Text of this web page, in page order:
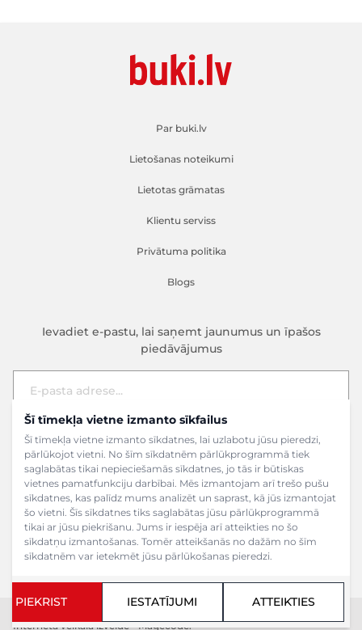
Šī tīmekļa vietne izmanto sīkfailus
Šī tīmekļa vietne izmanto sīkdatnes, lai uzlabotu jūsu pieredzi,
pārlūkojot vietni. No šīm sīkdatnēm pārlūkprogrammā tiek
saglabātas tikai nepieciešamās sīkdatnes, jo tās ir būtiskas
vietnes pamatfunkciju darbībai. Mēs izmantojam arī trešo pušu
sīkdatnes, kas palīdz mums analizēt un saprast, kā jūs izmantojat
šo vietni. Šīs sīkdatnes tiks saglabātas jūsu pārlūkprogrammā
tikai ar jūsu piekrišanu. Jums ir iespēja arī atteikties no šo
sīkdatņu izmantošanas. Tomēr atteikšanās no dažām no šīm
sīkdatnēm var ietekmēt jūsu pārlūkošanas pieredzi.
PIEKRIST IESTATĪJUMI ATTEIKTIES
Par buki.lv
Lietošanas noteikumi
Lietotas grāmatas
Klientu serviss
Privātuma politika
Blogs
Ievadiet e-pastu, lai saņemt jaunumus un īpašos
piedāvājumus
E-pasta adrese
Pieteikties
Interneta veikala izveide - Magecode.